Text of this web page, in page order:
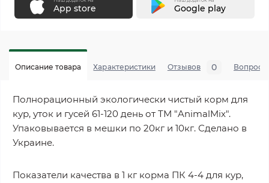
App store Google play
Описание товара Характеристики Отзывов 0 Вопросы
Полнорационный экологически чистый корм для
кур, уток и гусей 61-120 день от ТМ "AnimalMix".
Упаковывается в мешки по 20кг и 10кг. Сделано в
Украине.
Показатели качества в 1 кг корма ПК 4-4 для кур,